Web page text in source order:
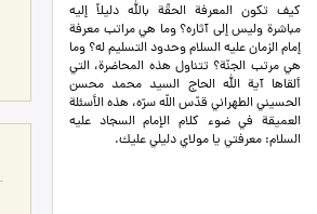
كيف تكون المعرفة الحقّة بالله دليلاً إليه
مباشرة وليس إلى آثاره؟ وما هي مراتب معرفة
إمام الزمان عليه السلام وحدود التسليم له؟ وما
هي مرتب الجنّة؟ تتناول هذه المحاضرة، التي
ألقاها آية الله الحاج السيد محمد محسن
الحسيني الطهراني قدّس اللّه سرّه، هذه الأسئلة
العميقة في ضوء كلام الإمام السجاد عليه
السلام: معرفتي يا مولاي دليلي عليك.